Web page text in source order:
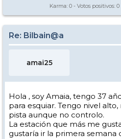
Karma: 0 - Votos positivos: 0
Re: Bilbain@a
amai25
Hola , soy Amaia, tengo 37
para esquiar. Tengo nivel
pista aunque no controlo.
La estación que más me
gustaría ir la primera semana